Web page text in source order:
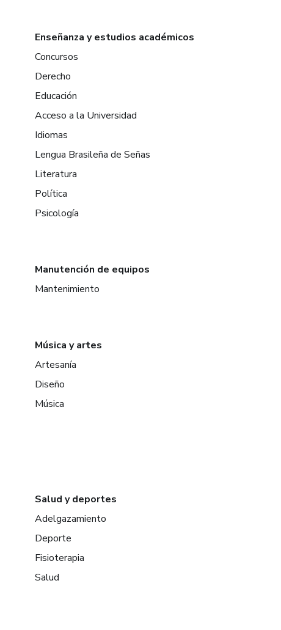
Enseñanza y estudios académicos
Concursos
Derecho
Educación
Acceso a la Universidad
Idiomas
Lengua Brasileña de Señas
Literatura
Política
Psicología
Manutención de equipos
Mantenimiento
Música y artes
Artesanía
Diseño
Música
Salud y deportes
Adelgazamiento
Deporte
Fisioterapia
Salud